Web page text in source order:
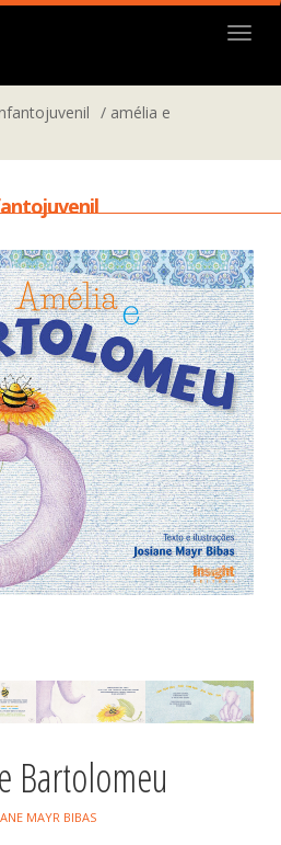
Menu
/ amélia e
Bartolomeu
MAYR BIBAS